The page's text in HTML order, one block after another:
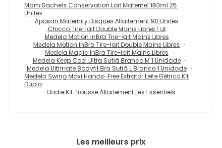
Mam Sachets Conservation Lait Maternel 180ml 25
Unités
Aposan Maternity Disques Allaitement 90 Unités
Chicco Tire-lait Double Mains Libres 1 ut
Medela Motion InBra Tire-lait Mains Libres
Medela Motion InBra Tire-lait Double Mains Libres
Medela Magic InBra Tire-lait Mains Libres
Medela Keep Cool Ultra Sutiã Branco M 1 Unidade
Medela Ultimate Bodyfit Bra Sutiã L Branco 1 Unidade
Medela Swing Maxi Hands-Free Extrator Leite Elétrico Kit
Duplo
Dodie Kit Trousse Allaitement Les Essentiels
Les meilleurs prix